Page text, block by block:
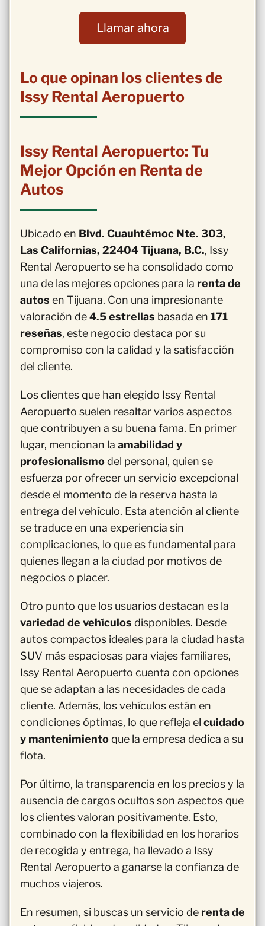
Llamar ahora
Lo que opinan los clientes de
Issy Rental Aeropuerto
Issy Rental Aeropuerto: Tu
Mejor Opción en Renta de
Autos
Ubicado en Blvd. Cuauhtémoc Nte. 303,
Las Californias, 22404 Tijuana, B.C., Issy
Rental Aeropuerto se ha consolidado como
una de las mejores opciones para la renta de
autos en Tijuana. Con una impresionante
valoración de4.5 estrellas basada en 171
reseñas, este negocio destaca por su
compromiso con la calidad y la satisfacción
del cliente.
Los clientes que han elegido Issy Rental
Aeropuerto suelen resaltar varios aspectos
que contribuyen a su buena fama. En primer
lugar, mencionan la amabilidad y
profesionalismodel personal, quien se
esfuerza por ofrecer un servicio excepcional
desde el momento de la reserva hasta la
entrega del vehículo. Esta atención al cliente
se traduce en una experiencia sin
complicaciones, lo que es fundamental para
quienes llegan a la ciudad por motivos de
negocios o placer.
Otro punto que los usuarios destacan es la
variedad de vehículos disponibles. Desde
autos compactos ideales para la ciudad hasta
SUV más espaciosas para viajes familiares,
Issy Rental Aeropuerto cuenta con opciones
que se adaptan a las necesidades de cada
cliente. Además, los vehículos están en
condiciones óptimas, lo que refleja el cuidado
y mantenimientoque la empresa dedica a su
flota.
Por último, la transparencia en los precios y la
ausencia de cargos ocultos son aspectos que
los clientes valoran positivamente. Esto,
combinado con la flexibilidad en los horarios
de recogida y entrega, ha llevado a Issy
Rental Aeropuerto a ganarse la confianza de
muchos viajeros.
En resumen, si buscas un servicio de renta de